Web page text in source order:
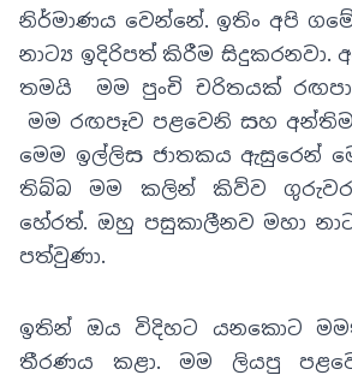
නිර්මාණය වෙන්නේ.ඉතිං අපි
නාට්‍ය ඉදිරිපත් කිරීම සිදුකරනවා.
තමයි මම පුංචි චරිතයක්
මම රඟපෑව පළවෙනි සහ අන්තිම
මෙම ඉල්ලිස ජාතකය ඇසුරෙන්
තිබ්බ මම කලින් කිව්ව
හේරත්. ඔහු පසුකාලීනව මහා
පත්වුණා.
ඉතින් ඔය විදිහට යනකොට
තීරණය කළා. මම ලියපු